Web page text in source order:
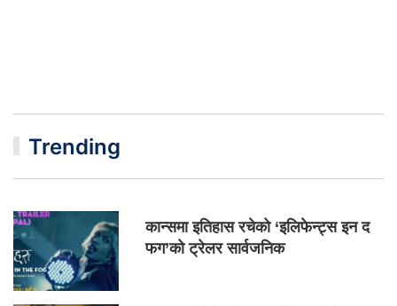
Trending
कान्समा इतिहास रचेको ‘इलिफेन्ट्स इन द
फग’को ट्रेलर सार्वजनिक